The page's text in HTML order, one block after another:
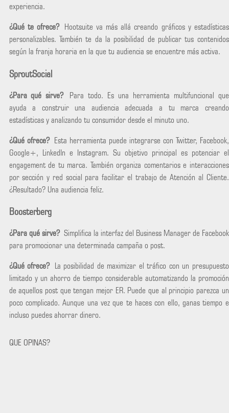
experiencia.
¿Qué te ofrece? Hootsuite va más allá creando gráficos y estadísticas
personalizables. También te da la posibilidad de publicar tus contenidos
según la franja horaria en la que tu audiencia se encuentre más activa.
SproutSocial
¿Para qué sirve?Para todo. Es una herramienta multifuncional que
ayuda a construir una audiencia adecuada a tu marca creando
estadísticas y analizando tu consumidor desde el minuto uno.
¿Qué ofrece? Esta herramienta puede integrarse con Twitter, Facebook,
Google+, LinkedIn e Instagram. Su objetivo principal es potenciar el
engagement de tu marca. También organiza comentarios e interacciones
por sección y red social para facilitar el trabajo de Atención al Cliente.
¿Resultado? Una audiencia feliz.
Boosterberg
¿Para qué sirve? Simplifica la interfaz del Business Manager de Facebook
para promocionar una determinada campaña o post.
¿Qué ofrece? La posibilidad de maximizar el tráfico con un presupuesto
limitado y un ahorro de tiempo considerable automatizando la promoción
de aquellos post que tengan mejor ER. Puede que al principio parezca un
poco complicado. Aunque una vez que te haces con ello, ganas tiempo e
incluso puedes ahorrar dinero.
QUE OPINAS?